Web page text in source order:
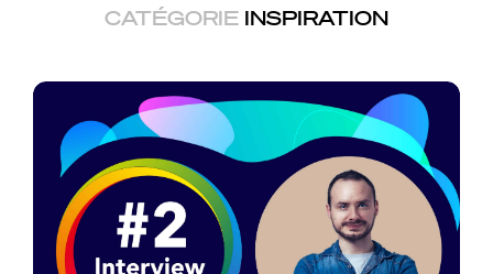
CATÉGORIE INSPIRATION